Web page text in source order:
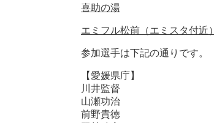
喜助の湯
エミフル松前（エミスタ付近）
参加選手は下記の通りです。
【愛媛県庁】
川井監督
山瀬功治
前野貴徳